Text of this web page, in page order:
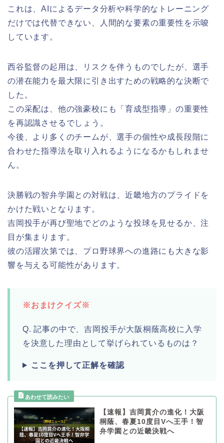
これは、AIによるデータ分析や科学的なトレーニング
だけでは代替できない、人間的な要素の重要性を示唆
しています。
西谷監督の起用は、リスクを伴うものでしたが、選手
の潜在能力を最大限に引き出すための戦略的な決断で
した。
この采配は、他の強豪校にも「育成型指導」の重要性
を再認識させるでしょう。
今後、より多くのチームが、選手の個性や成長段階に
合わせた指導法を取り入れるようになるかもしれませ
ん。
決勝戦の智弁学園との対戦は、近畿地方のプライドを
かけた戦いとなります。
吉岡投手が再び聖地でどのような投球を見せるか、注
目が集まります。
彼の活躍次第では、プロ野球界への進路にも大きな影
響を与える可能性があります。
※おまけクイズ※
Q. 記事の中で、吉岡投手が大阪桐蔭高校に入学
を決意した理由として挙げられているものは？
ここを押して正解を確認
【速報】吉岡貫介の進化！大阪
桐蔭、春夏10度目Vへ王手！智
弁学園との近畿決戦へ